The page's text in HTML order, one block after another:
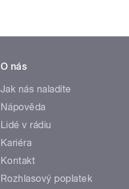
O nás
Jak nás naladíte
Nápověda
Lidé v rádiu
Kariéra
Kontakt
Rozhlasový poplatek